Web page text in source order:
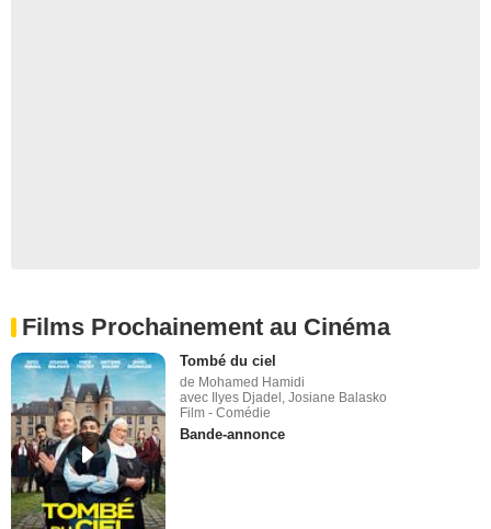
Films Prochainement au Cinéma
Tombé du ciel
de Mohamed Hamidi
avec Ilyes Djadel, Josiane Balasko
Film - Comédie
Bande-annonce